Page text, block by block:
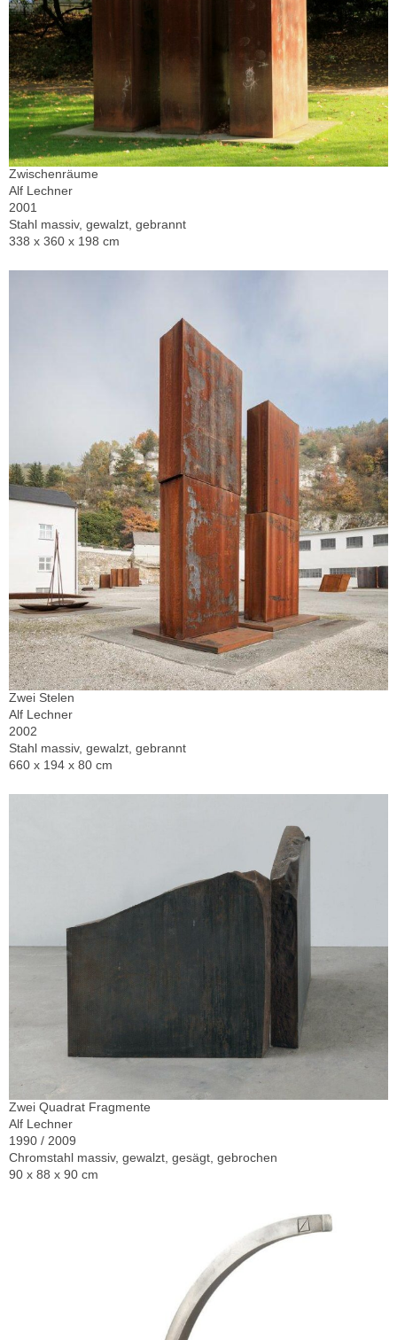
Zwischenräume
Alf Lechner
2001
Stahl massiv, gewalzt, gebrannt
338 x 360 x 198 cm
Zwei Stelen
Alf Lechner
2002
Stahl massiv, gewalzt, gebrannt
660 x 194 x 80 cm
Zwei Quadrat Fragmente
Alf Lechner
1990 / 2009
Chromstahl massiv, gewalzt, gesägt, gebrochen
90 x 88 x 90 cm